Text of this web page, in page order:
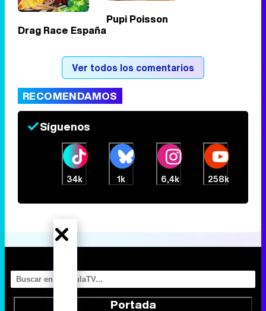
Drag Race España
Pupi Poisson
Ver todos los comentarios
RECOMENDAMOS
Síguenos
34k 1k 6,4k 258k
Portada